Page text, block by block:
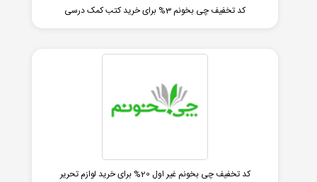
کد تخفیف چی بخونم 3% برای خرید کتب کمک درسی
کد تخفیف چی بخونم غیر اول 20% برای خرید لوازم تحریر